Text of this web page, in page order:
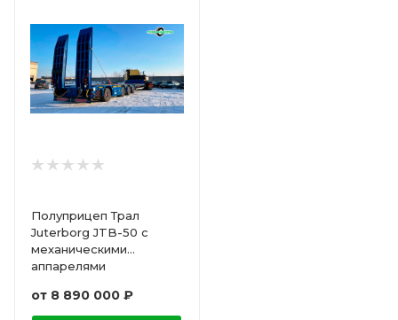
Полуприцеп Трал
Juterborg JTB-50 с
механическими
аппарелями
от 8 890 000 ₽